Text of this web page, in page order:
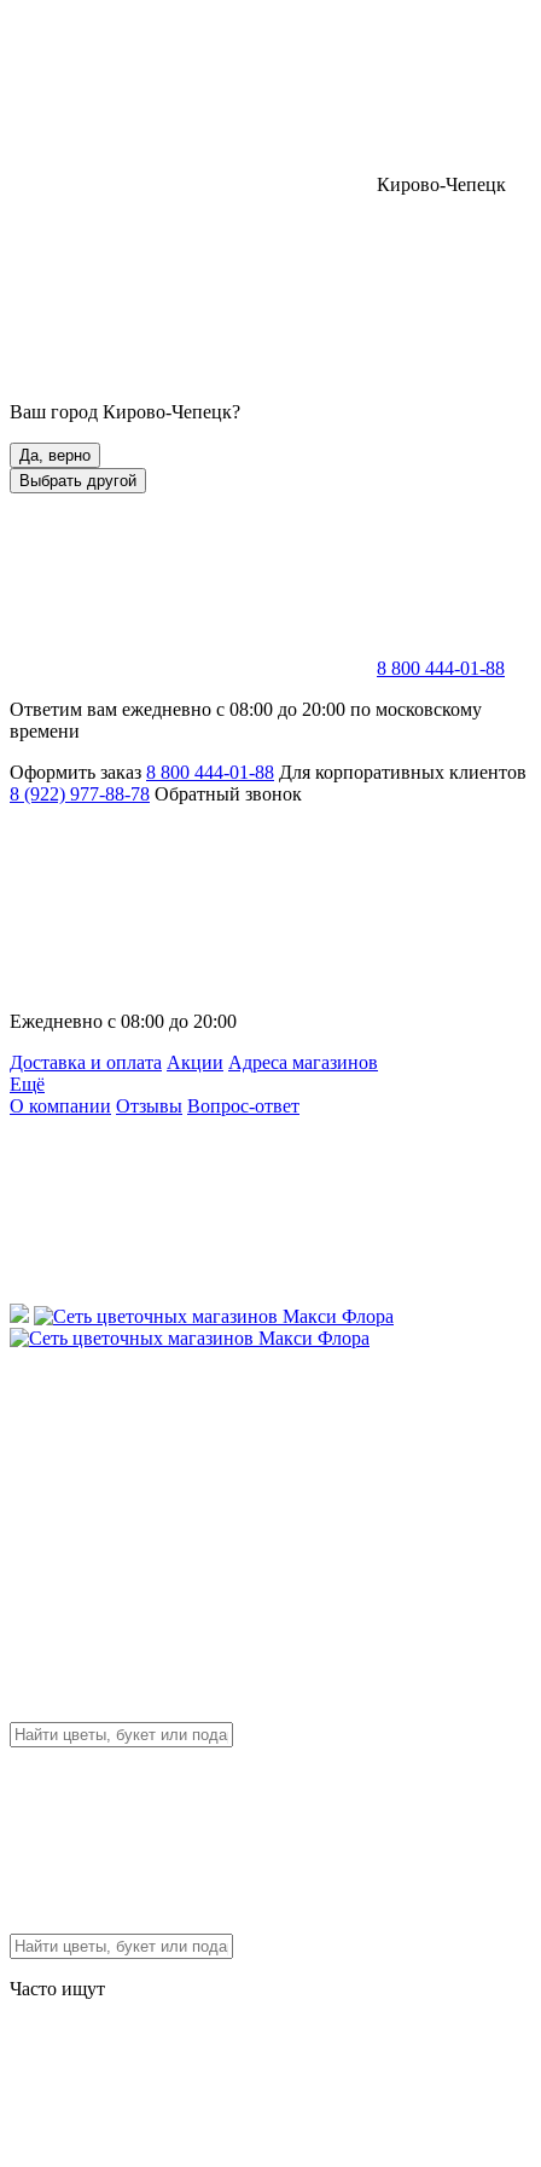
Кирово-Чепецк
Ваш город Кирово-Чепецк?
Да, верно
Выбрать другой
8 800 444-01-88
Ответим вам ежедневно с 08:00 до 20:00 по московскому
времени
Оформить заказ 8 800 444-01-88 Для корпоративных клиентов
8 (922) 977-88-78 Обратный звонок
Ежедневно с 08:00 до 20:00
Доставка и оплата Акции Адреса магазинов
Ещё
О компании Отзывы Вопрос-ответ
Часто ищут